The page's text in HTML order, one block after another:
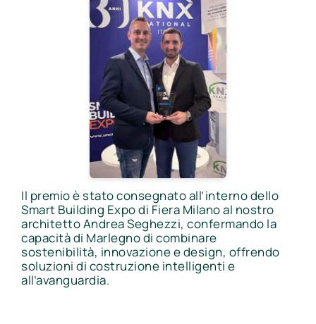
Il premio è stato consegnato all’interno dello
Smart Building Expo di Fiera Milano al nostro
architetto Andrea Seghezzi, confermando la
capacità di Marlegno di combinare
sostenibilità, innovazione e design, offrendo
soluzioni di costruzione intelligenti e
all’avanguardia.